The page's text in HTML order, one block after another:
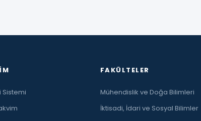
Sistemi
FAKÜLTELER
Mühendislik ve Doğa Bilimleri
İktisadi, İdari ve Sosyal Bilimler